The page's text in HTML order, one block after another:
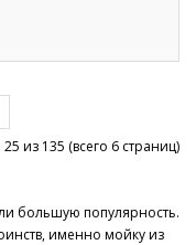
25 из 135 (всего 6 страниц)
большую популярность.
именно мойку из